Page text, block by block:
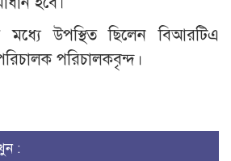
মধ্যে উপস্থিত ছিলেন বিআরটিএ
পরিচালকবৃন্দ।
: